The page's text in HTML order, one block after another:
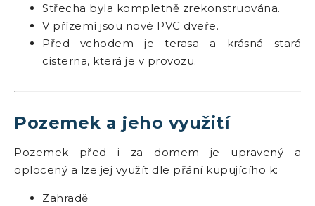
Střecha byla kompletně zrekonstruována.
V přízemí jsou nové PVC dveře.
Před vchodem je terasa a krásná stará
cisterna, která je v provozu.
Pozemek a jeho využití
Pozemek před i za domem je upravený a
oplocený a lze jej využít dle přání kupujícího k:
Zahradě